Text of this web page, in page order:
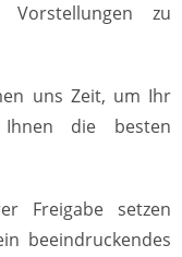
zu
uns Zeit, um Ihr
die besten
Freigabe setzen
beeindruckendes